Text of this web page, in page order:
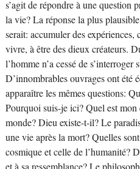
s’agit de répondre à une question
la vie? La réponse la plus
serait: accumuler des expériences,
vivre, à être des dieux créateurs.
l’homme n’a cessé de
D’innombrables ouvrages ont été
apparaître les mêmes questions:
Pourquoi suis-je ici? Quel est
monde? Dieu existe-t-il? Le
une vie après la mort? Quelles
cosmique et celle de l’humanité?